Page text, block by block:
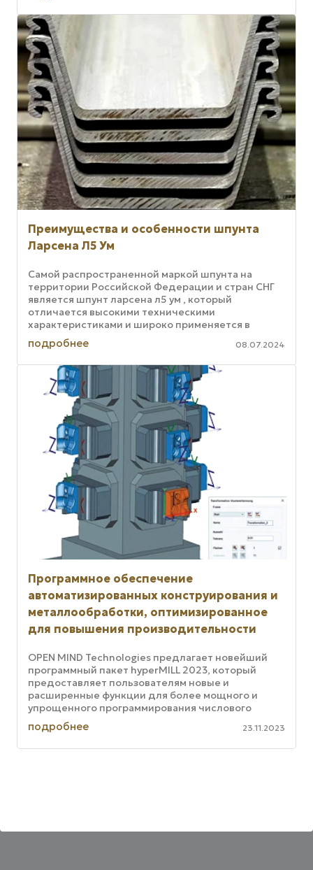
Преимущества и особенности шпунта
Ларсена Л5 Ум
Самой распространенной маркой шпунта на
территории Российской Федерации и стран СНГ
является шпунт ларсена л5 ум , который
отличается высокими техническими
характеристиками и широко применяется в
строительных проектах. Преимущества шпунта ...
подробнее 08.07.2024
Программное обеспечение
автоматизированных конструирования и
металлообработки, оптимизированное
для повышения производительности
OPEN MIND Technologies предлагает новейший
программный пакет hyperMILL 2023, который
предоставляет пользователям новые и
расширенные функции для более мощного и
упрощенного программирования числового
программного управления в различных
приложениях, ...
подробнее 23.11.2023